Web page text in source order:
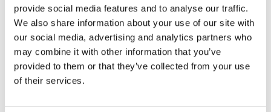
provide social media features and to analyse our traffic.
We also share information about your use of our site with
our social media, advertising and analytics partners who
may combine it with other information that you’ve
provided to them or that they’ve collected from your use
of their services.
"Nous sommes très heureux de voir Manish nous
rejoindre lors d’une étape aussi cruciale dans le
développement de Kantar Media, quand nous
cherchons à apporter des solutions plus holistiques à
nos clients en pleine transformation digitale", a